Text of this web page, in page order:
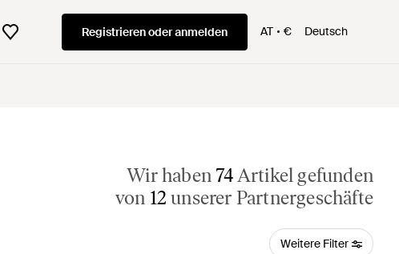
Registrieren oder anmelden AT € Deutsch
Wir haben 74Artikel gefunden
von 12 unserer Partnergeschäfte
Weitere Filter